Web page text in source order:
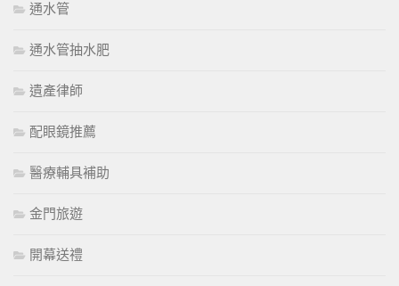
通水管
通水管抽水肥
遺產律師
配眼鏡推薦
醫療輔具補助
金門旅遊
開幕送禮